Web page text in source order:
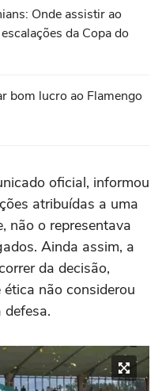
Onde assistir ao
da Copa do
bom lucro ao Flamengo
oficial, informou
atribuídas a uma
não o representava
Ainda assim, a
da decisão,
não considerou